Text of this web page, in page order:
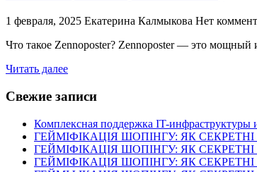
1 февраля, 2025 Екатерина Калмыкова Нет
Что такое Zennoposter? Zennoposter — это
Читать далее
Свежие записи
Комплексная поддержка IT-инфраструктуры
ГЕЙМІФІКАЦІЯ ШОПІНГУ: ЯК
ГЕЙМІФІКАЦІЯ ШОПІНГУ: ЯК
ГЕЙМІФІКАЦІЯ ШОПІНГУ: ЯК